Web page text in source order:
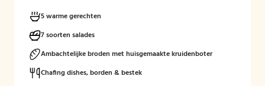
5 warme gerechten
7 soorten salades
Ambachtelijke broden met huisgemaakte kruidenboter
Chafing dishes, borden & bestek